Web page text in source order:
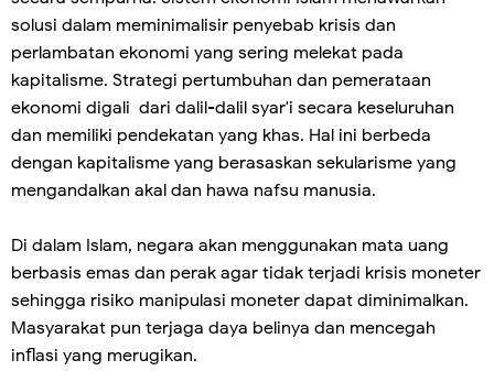
solusi dalam meminimalisir penyebab krisis dan
perlambatan ekonomi yang sering melekat pada
kapitalisme. Strategi pertumbuhan dan pemerataan
ekonomi digali dari dalil-dalil syar'i secara keseluruhan
dan memiliki pendekatan yang khas. Hal ini berbeda
dengan kapitalisme yang berasaskan sekularisme yang
mengandalkan akal dan hawa nafsu manusia.
Di dalam Islam, negara akan menggunakan mata uang
berbasis emas dan perak agar tidak terjadi krisis moneter
sehingga risiko manipulasi moneter dapat diminimalkan.
Masyarakat pun terjaga daya belinya dan mencegah
inflasi yang merugikan.